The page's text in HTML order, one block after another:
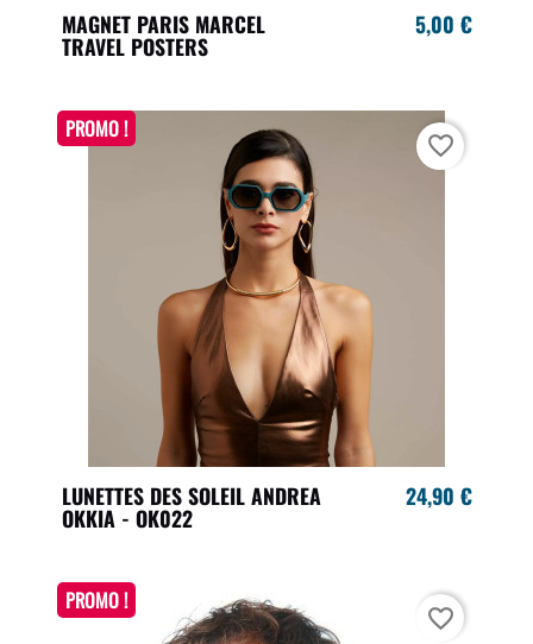
MAGNET PARIS MARCEL
TRAVEL POSTERS
5,00 €
LUNETTES DES SOLEIL ANDREA
OKKIA - OK022
24,90 €
PROMO !
favorite_border
PROMO !
favorite_border